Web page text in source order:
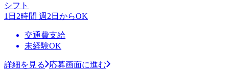
シフト
1日2時間 週2日からOK
交通費支給
未経験OK
詳細を見る
応募画面に進む